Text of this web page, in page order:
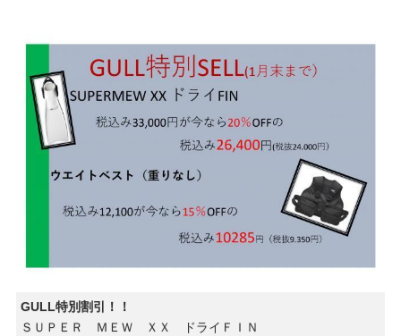
GULL特別割引！！
ＳＵＰＥＲ ＭＥＷ ＸＸ ドライＦＩＮ